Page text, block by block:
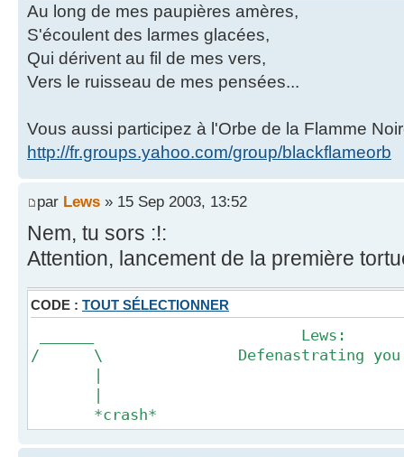
Au long de mes paupières amères,
S'écoulent des larmes glacées,
Qui dérivent au fil de mes vers,
Vers le ruisseau de mes pensées...
Vous aussi participez à l'Orbe de la Flamme
http://fr.groups.yahoo.com/group/blackflameorb
par Lews » 15 Sep 2003, 13:52
Nem, tu sors :!:
Attention, lancement de la première
CODE : TOUT SÉLECTIONNER
______ Lews:
/ \ Defenastrating you
|
|
*crash*